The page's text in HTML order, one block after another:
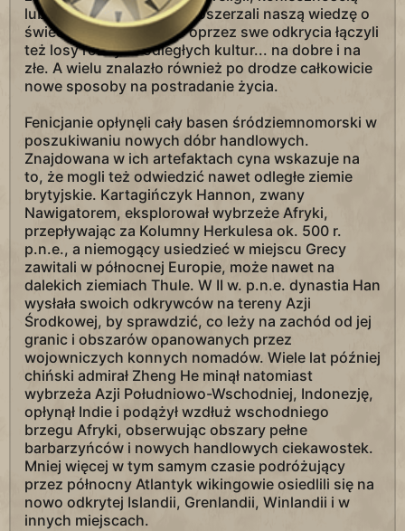
lub czystą ciekawością poszerzali naszą wiedzę o
świecie i jego cudach. Poprzez swe odkrycia łączyli
też losy różnych odległych kultur... na dobre i na
złe. A wielu znalazło również po drodze całkowicie
nowe sposoby na postradanie życia.
Fenicjanie opłynęli cały basen śródziemnomorski w
poszukiwaniu nowych dóbr handlowych.
Znajdowana w ich artefaktach cyna wskazuje na
to, że mogli też odwiedzić nawet odległe ziemie
brytyjskie. Kartagińczyk Hannon, zwany
Nawigatorem, eksplorował wybrzeże Afryki,
przepływając za Kolumny Herkulesa ok. 500 r.
p.n.e., a niemogący usiedzieć w miejscu Grecy
zawitali w północnej Europie, może nawet na
dalekich ziemiach Thule. W II w. p.n.e. dynastia Han
wysłała swoich odkrywców na tereny Azji
Środkowej, by sprawdzić, co leży na zachód od jej
granic i obszarów opanowanych przez
wojowniczych konnych nomadów. Wiele lat później
chiński admirał Zheng He minął natomiast
wybrzeża Azji Południowo-Wschodniej, Indonezję,
opłynął Indie i podążył wzdłuż wschodniego
brzegu Afryki, obserwując obszary pełne
barbarzyńców i nowych handlowych ciekawostek.
Mniej więcej w tym samym czasie podróżujący
przez północny Atlantyk wikingowie osiedlili się na
nowo odkrytej Islandii, Grenlandii, Winlandii i w
innych miejscach.